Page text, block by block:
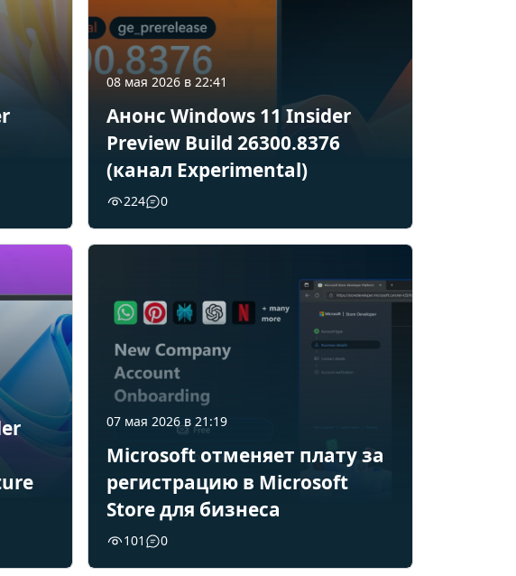
08 мая 2026 в 22:41
Анонс Windows 11 Insider
Preview Build 26300.8376
(канал Experimental)
224 0
07 мая 2026 в 21:19
Microsoft отменяет плату за
регистрацию в Microsoft
Store для бизнеса
101 0